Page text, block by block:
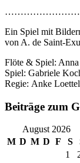
Ein Spiel mit
von A. de Saint-
Flöte & Spiel:
Spiel: Gabriele
Regie: Anke Loettel
Beiträge zum
August 2026
M D M D F S
1